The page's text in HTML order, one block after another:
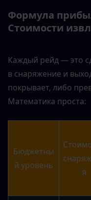
Формула
Стоимости
Каждый рейд — это
в снаряжение и
покрывает, либо
Математика проста:
Бюджетны
й уровень
я